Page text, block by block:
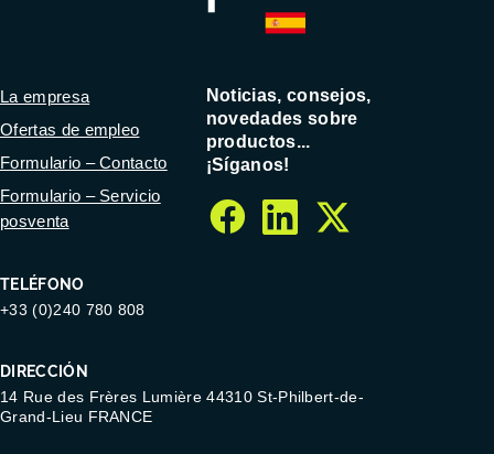
TELÉFONO
+33 (0)240 780 808
DIRECCIÓN
14 Rue des Frères Lumière 44310 St-Philbert-de-
Grand-Lieu FRANCE
La empresa
Ofertas de empleo
Formulario – Contacto
Formulario – Servicio
posventa
Noticias, consejos,
novedades sobre
productos...
¡Síganos!
facebook
linkedin
twitter